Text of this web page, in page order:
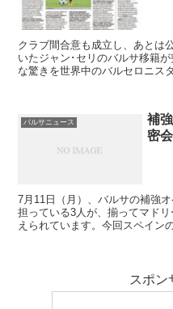
クラブ間合意も成立し、あとは
いたジャン･セリのバルサ移籍
な驚きを世界中のバルセロニス
バルサニュース
補
密
7月11日（月）、バルサの補強
担っている3人が、揃ってマド
えられています。今回スペイン
ィレクターのロベルト・フェル
なにか重要な話し合いのために
は大詰めと見るのが妥当です。
スポン